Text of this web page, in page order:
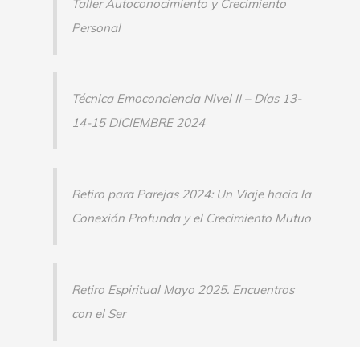
Taller Autoconocimiento y Crecimiento
Personal
Técnica Emoconciencia Nivel II – Días 13-
14-15 DICIEMBRE 2024
Retiro para Parejas 2024: Un Viaje hacia la
Conexión Profunda y el Crecimiento Mutuo
Retiro Espiritual Mayo 2025. Encuentros
con el Ser